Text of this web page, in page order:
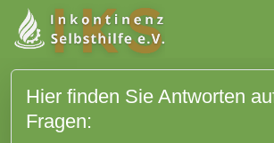
Hier finden Sie Antworten
Fragen: